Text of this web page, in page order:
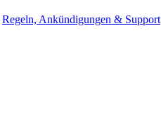
Regeln, Ankündigungen & Support